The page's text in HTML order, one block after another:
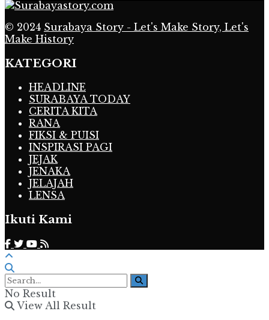
© 2024 Surabaya Story - Let's Make Story, Let's
Make History
KATEGORI
HEADLINE
SURABAYA TODAY
CERITA KITA
RANA
FIKSI & PUISI
INSPIRASI PAGI
JEJAK
JENAKA
JELAJAH
LENSA
Ikuti Kami
No Result
View All Result